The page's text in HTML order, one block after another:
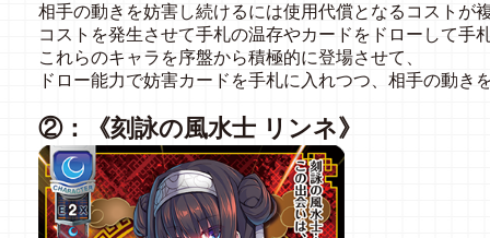
相手の動きを妨害し続けるには使用代償となるコストが
コストを発生させて手札の温存やカードをドローして手
これらのキャラを序盤から積極的に登場させて、
ドロー能力で妨害カードを手札に入れつつ、相手の動き
②：《刻詠の風水士 リンネ》